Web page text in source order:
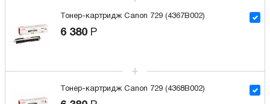
Тонер-картридж Canon 729 (4367B002)
6 380 Р
Тонер-картридж Canon 729 (4368B002)